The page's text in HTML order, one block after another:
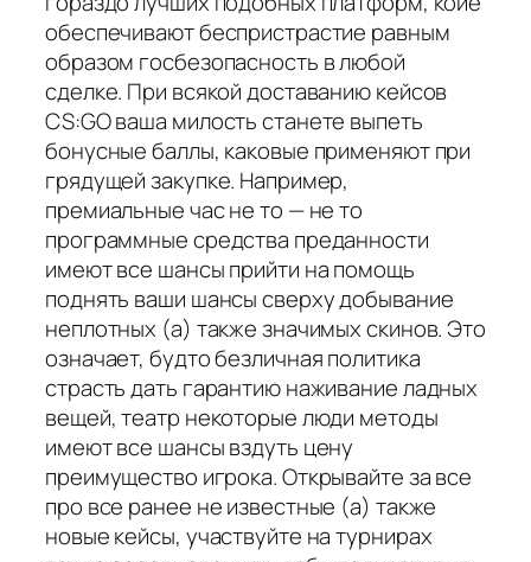
обеспечивают беспристрастие равным
образом госбезопасность в любой
сделке. При всякой доставанию кейсов
CS:GO ваша милость станете выпеть
бонусные баллы, каковые применяют при
грядущей закупке. Например,
премиальные час не то — не то
программные средства преданности
имеют все шансы прийти на помощь
поднять ваши шансы сверху добывание
неплотных (а) также значимых скинов. Это
означает, будто безличная политика
страсть дать гарантию наживание ладных
вещей, театр некоторые люди методы
имеют все шансы вздуть цену
преимущество игрока. Открывайте за все
про все ранее не известные (а) также
новые кейсы, участвуйте на турнирах